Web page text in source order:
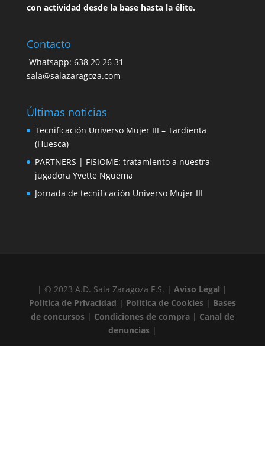
con actividad desde la base hasta la élite.
Contacto
Whatsapp: 638 20 26 31
sala@salazaragoza.com
Últimas noticias
Tecnificación Universo Mujer III – Tardienta
(Huesca)
PARTNERS | FISIOME: tratamiento a nuestra
jugadora Yvette Nguema
Jornada de tecnificación Universo Mujer III
| © 2023 A.D. Sala Zaragoza F.S. |Aviso Legal |
Política de Privacidad | Política de Cookies| Bases
de concursos| Condiciones de compra| Canal de
denuncias|